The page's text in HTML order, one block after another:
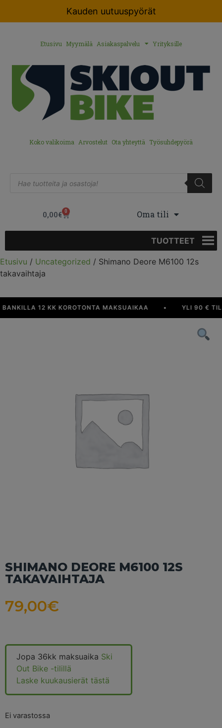
Kauden uutuuspyörät
Etusivu Myymälä Asiakaspalvelu Yrityksille
Koko valikoima Arvostelut Ota yhteyttä Työsuhdepyörä
0,00€ 0 Oma tili
TUOTTEET
Etusivu / Uncategorized / Shimano Deore M6100 12s
takavaihtaja
12 KK KOROTONTA MAKSUAIKAA YLI 90 €
SHIMANO DEORE M6100 12S
TAKAVAIHTAJA
79,00€
Jopa 36kk maksuaika Ski
Out Bike -tilillä
Laske kuukausierät tästä
Ei varastossa